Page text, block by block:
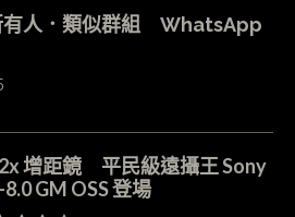
有人．類似群組 WhatsApp
增距鏡 平民級遠攝王 Sony
GM OSS 登場